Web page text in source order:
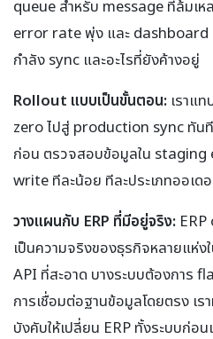
queue สำหรับ message ที่ล้มเห
error rate พุ่ง และ dashboard
กำลัง sync และอะไรที่ยังค้างอยู่
Rollout แบบเป็นขั้นตอน: เราแ
zero ไปสู่ production sync ทัน
ก่อน ตรวจสอบข้อมูลใน staging
write ทีละน้อย ทีละประเภทออเด
วางแผนกับ ERP ที่มีอยู่จริง:
เป็นความจริงของธุรกิจหลายแห่ง
API ที่สะอาด บางระบบต้องการ
การเชื่อมต่อฐานข้อมูลโดยตรง เ
บังคับให้เปลี่ยน ERP ทั้งระบบก่อน